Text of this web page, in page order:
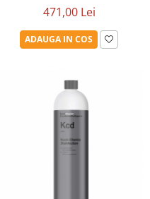
471,00 Lei
ADAUGA IN COS